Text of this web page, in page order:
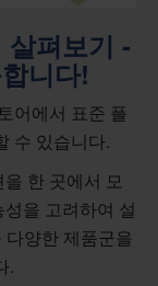
살펴보기 -
니다!
어에서 표준 플
수 있습니다.
한 곳에서 모
을 고려하여 설
양한 제품군을
.